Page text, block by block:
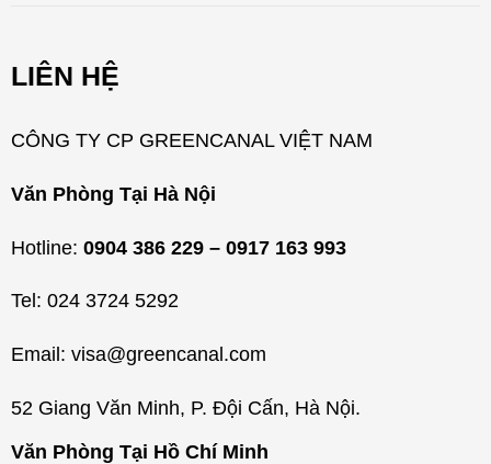
ụ
LIÊN HỆ
CÔNG TY CP GREENCANAL VIỆT NAM
Văn Phòng Tại Hà Nội
Hotline: 0904 386 229 – 0917 163 993
Tel: 024 3724 5292
Email: visa@greencanal.com
52 Giang Văn Minh, P. Đội Cấn, Hà Nội.
Văn Phòng Tại Hồ Chí Minh